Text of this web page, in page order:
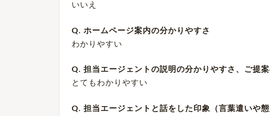
いいえ
Q. ホームページ案内の分かりやすさ
わかりやすい
Q. 担当エージェントの説明の分かりやすさ、ご提
とてもわかりやすい
Q. 担当エージェントと話をした印象（言葉遣いや態